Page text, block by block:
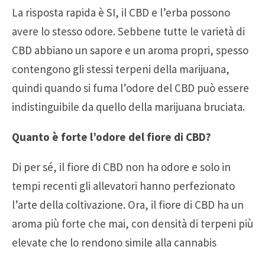
La risposta rapida è SI, il CBD e l’erba possono
avere lo stesso odore. Sebbene tutte le varietà di
CBD abbiano un sapore e un aroma propri, spesso
contengono gli stessi terpeni della marijuana,
quindi quando si fuma l’odore del CBD può essere
indistinguibile da quello della marijuana bruciata.
Quanto è forte l’odore del fiore di CBD?
Di per sé, il fiore di CBD non ha odore e solo in
tempi recenti gli allevatori hanno perfezionato
l’arte della coltivazione. Ora, il fiore di CBD ha un
aroma più forte che mai, con densità di terpeni più
elevate che lo rendono simile alla cannabis